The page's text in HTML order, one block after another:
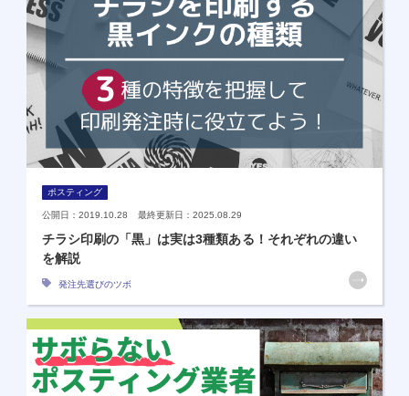
ポスティング
公開日：2019.10.28 最終更新日：2025.08.29
チラシ印刷の「黒」は実は3種類ある！それぞれの違い
を解説
発注先選びのツボ